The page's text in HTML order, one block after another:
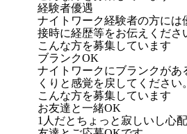
経験者優遇
ナイトワーク経験者の方には
接時に経歴等をお伝えくださ
こんな方を募集しています
ブランクOK
ナイトワークにブランクがあ
くりと感覚を戻してください。
こんな方を募集しています
お友達と一緒OK
1人だとちょっと寂しいし心